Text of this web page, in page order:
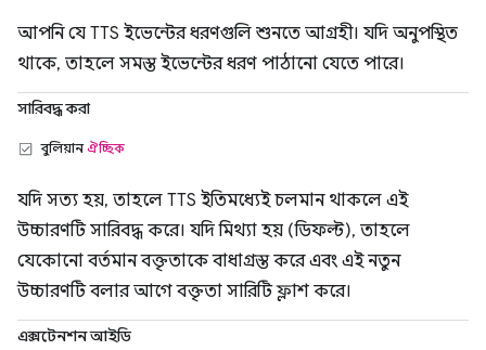
আপনি যে TTS ইভেন্টের ধরণগুলি শুনতে আগ্রহী। যদি অনুপস্থিত
থাকে, তাহলে সমস্ত ইভেন্টের ধরণ পাঠানো যেতে পারে।
সারিবদ্ধ করা
বুলিয়ানঐচ্ছিক
যদি সত্য হয়, তাহলে TTS ইতিমধ্যেই চলমান থাকলে এই
উচ্চারণটি সারিবদ্ধ করে। যদি মিথ্যা হয় (ডিফল্ট), তাহলে
যেকোনো বর্তমান বক্তৃতাকে বাধাগ্রস্ত করে এবং এই নতুন
উচ্চারণটি বলার আগে বক্তৃতা সারিটি ফ্লাশ করে।
এক্সটেনশন আইডি